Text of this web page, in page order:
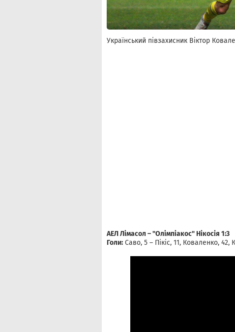
Український півзахисник Віктор
АЕЛ Лімасол – "Олімпіакос" Нікосія 1:3
Голи: Саво, 5 – Пікіс, 11, Коваленко, 42,